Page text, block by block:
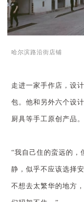
哈尔滨路沿街店铺
走进一家手作店，设
包。他和另外六个设
厨具等手工原创产品。
“我自己住的蛮远的，
静，似乎不应该选择
不想去太繁华的地方